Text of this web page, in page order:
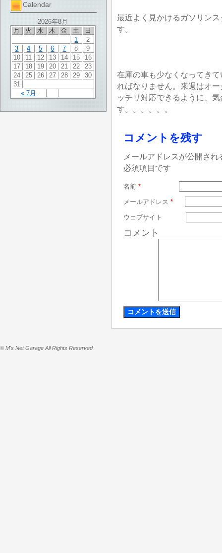
Calendar
2026年8月
月
火 水 木 金 土 日
« 7月
1
2
3
4 5 6 7 8
9
10
11 12 13 14 15
16
17
18 19 20 21 22
23
24
25 26 27 28 29
30
31
最近よく見かけるガソリン
す。
在庫の車も少なくなってき
ればなりません。来週はオ
ッチリ対応できるように、
す。。。。。。
コメントを残す
メールアドレスが公開さ
必須項目です
名前 *
メールアドレス *
ウェブサイト
コメント
© M's Net Garage All Rights Reserved